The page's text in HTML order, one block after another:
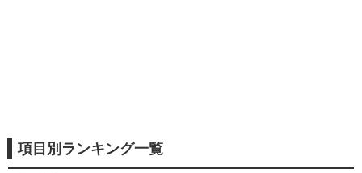
項目別ランキング一覧